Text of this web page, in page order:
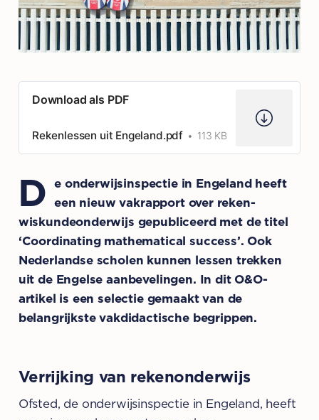
Download als PDF
Rekenlessen uit Engeland.pdf 113 KB
D e onderwijsinspectie in Engeland heeft
een nieuw vakrapport over reken-
wiskundeonderwijs gepubliceerd met de titel
‘Coordinating mathematical success’. Ook
Nederlandse scholen kunnen lessen trekken
uit de Engelse aanbevelingen. In dit O&O-
artikel is een selectie gemaakt van de
belangrijkste vakdidactische begrippen.
Verrijking van rekenonderwijs
Ofsted, de onderwijsinspectie in Engeland, heeft